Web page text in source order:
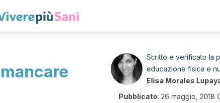
Scritto e verificato la
educazione fisica e
Elisa Morales
Pubblicato: 26 maggio, 2018